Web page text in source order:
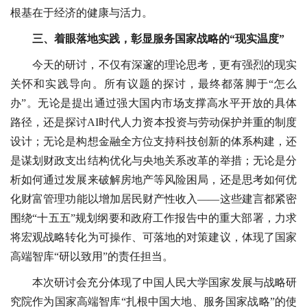
根基在于经济的健康与活力。
三、着眼落地实践，彰显服务国家战略的“现实温度”
今天的研讨，不仅有深邃的理论思考，更有强烈的现实
关怀和实践导向。所有议题的探讨，最终都落脚于“怎么
办”。无论是提出通过强大国内市场支撑高水平开放的具体
路径，还是探讨AI时代人力资本投资与劳动保护并重的制度
设计；无论是构想金融全方位支持科技创新的体系构建，还
是谋划财政支出结构优化与央地关系改革的举措；无论是分
析如何通过发展来破解房地产等风险困局，还是思考如何优
化财富管理功能以增加居民财产性收入——这些建言都紧密
围绕“十五五”规划纲要和政府工作报告中的重大部署，力求
将宏观战略转化为可操作、可落地的对策建议，体现了国家
高端智库“研以致用”的责任担当。
本次研讨会充分体现了中国人民大学国家发展与战略研
究院作为国家高端智库“扎根中国大地、服务国家战略”的使